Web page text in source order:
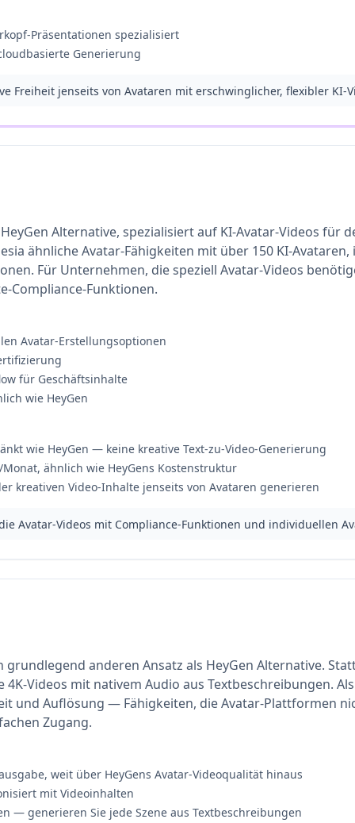
Präsentationen spezialisiert
Generierung
Freiheit jenseits von Avataren mit erschwinglicher, flexibler KI-
Alternative, spezialisiert auf KI-Avatar-Videos für
ähnliche Avatar-Fähigkeiten mit über 150 KI-
Für Unternehmen, die speziell Avatar-Videos
Compliance-Funktionen.
Avatar-Erstellungsoptionen
für Geschäftsinhalte
wie HeyGen
wie HeyGen — keine kreative Text-zu-Video-Generierung
ähnlich wie HeyGens Kostenstruktur
kreativen Video-Inhalte jenseits von Avataren generieren
Avatar-Videos mit Compliance-Funktionen und individuellen
grundlegend anderen Ansatz als HeyGen Alternative.
Videos mit nativem Audio aus Textbeschreibungen.
und Auflösung — Fähigkeiten, die Avatar-Plattformen
Zugang.
weit über HeyGens Avatar-Videoqualität hinaus
mit Videoinhalten
— generieren Sie jede Szene aus Textbeschreibungen